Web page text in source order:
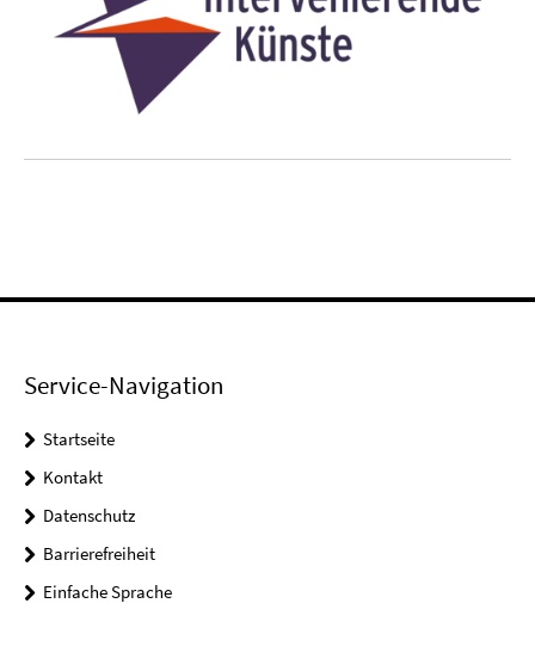
Service-Navigation
Startseite
Kontakt
Datenschutz
Barrierefreiheit
Einfache Sprache